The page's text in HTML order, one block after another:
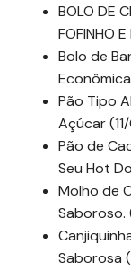
BOLO DE
FOFINHO
Bolo de
Pão Tipo
Açúcar
Pão de
Seu Hot
Molho de
Saborosa